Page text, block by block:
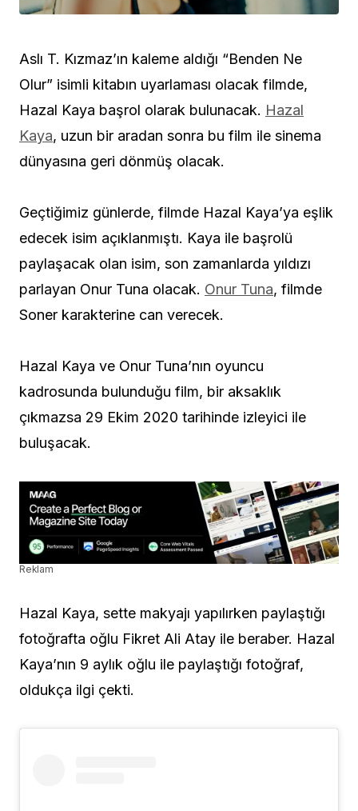
Aslı T. Kızmaz’ın kaleme aldığı “Benden Ne
Olur” isimli kitabın uyarlaması olacak filmde,
Hazal Kaya başrol olarak bulunacak. Hazal
Kaya, uzun bir aradan sonra bu film ile sinema
dünyasına geri dönmüş olacak.
Geçtiğimiz günlerde, filmde Hazal Kaya’ya eşlik
edecek isim açıklanmıştı. Kaya ile başrolü
paylaşacak olan isim, son zamanlarda yıldızı
parlayan Onur Tuna olacak. Onur Tuna, filmde
Soner karakterine can verecek.
Hazal Kaya ve Onur Tuna’nın oyuncu
kadrosunda bulunduğu film, bir aksaklık
çıkmazsa 29 Ekim 2020 tarihinde izleyici ile
buluşacak.
Reklam
Hazal Kaya, sette makyajı yapılırken paylaştığı
fotoğrafta oğlu Fikret Ali Atay ile beraber. Hazal
Kaya’nın 9 aylık oğlu ile paylaştığı fotoğraf,
oldukça ilgi çekti.